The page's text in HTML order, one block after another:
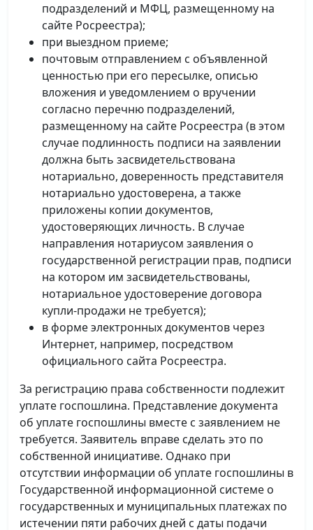
подразделений и МФЦ, размещенному на
сайте Росреестра);
при выездном приеме;
почтовым отправлением с объявленной
ценностью при его пересылке, описью
вложения и уведомлением о вручении
согласно перечню подразделений,
размещенному на сайте Росреестра (в этом
случае подлинность подписи на заявлении
должна быть засвидетельствована
нотариально, доверенность представителя
нотариально удостоверена, а также
приложены копии документов,
удостоверяющих личность. В случае
направления нотариусом заявления о
государственной регистрации прав, подписи
на котором им засвидетельствованы,
нотариальное удостоверение договора
купли-продажи не требуется);
в форме электронных документов через
Интернет, например, посредством
официального сайта Росреестра.
За регистрацию права собственности подлежит
уплате госпошлина. Представление документа
об уплате госпошлины вместе с заявлением не
требуется. Заявитель вправе сделать это по
собственной инициативе. Однако при
отсутствии информации об уплате госпошлины в
Государственной информационной системе о
государственных и муниципальных платежах по
истечении пяти рабочих дней с даты подачи